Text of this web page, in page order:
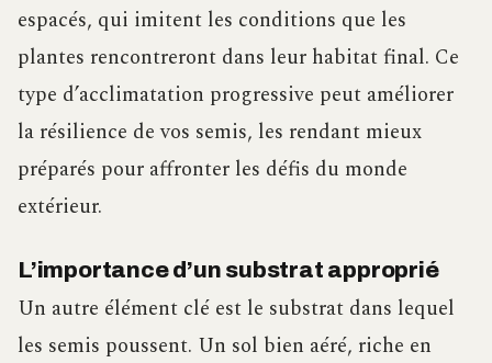
espacés, qui imitent les conditions que les
plantes rencontreront dans leur habitat final. Ce
type d’acclimatation progressive peut améliorer
la résilience de vos semis, les rendant mieux
préparés pour affronter les défis du monde
extérieur.
L’importance d’un substrat approprié
Un autre élément clé est le substrat dans lequel
les semis poussent. Un sol bien aéré, riche en